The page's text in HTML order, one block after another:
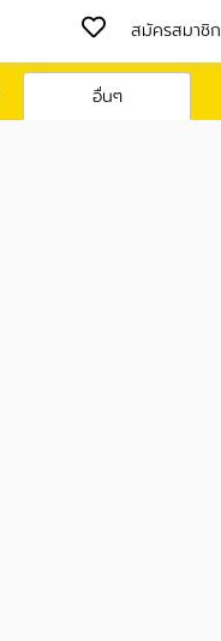
สมัครสมาชิก
อื่นๆ